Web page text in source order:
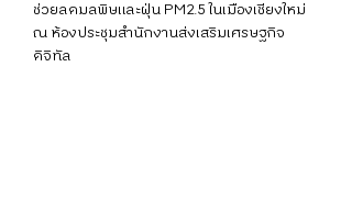
ช่วยลดมลพิษและฝุ่น PM2.5 ในเมืองเชียงใหม่
ณ ห้องประชุมสำนักงานส่งเสริมเศรษฐกิจ
ดิจิทัล